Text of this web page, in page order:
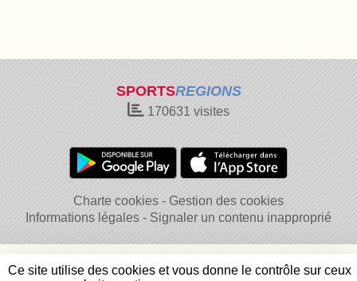
SPORTSREGIONS
170631 visites
Charte cookies
Gestion des cookies
Informations légales
Signaler un contenu inapproprié
Ce site utilise des cookies et vous donne le contrôle sur ceux